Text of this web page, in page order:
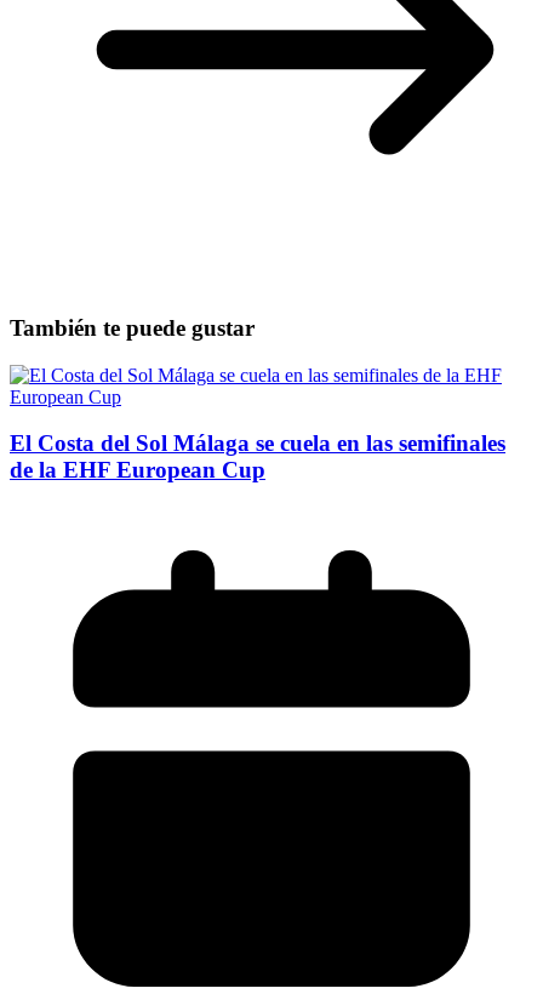
También te puede gustar
El Costa del Sol Málaga se cuela en las semifinales
de la EHF European Cup